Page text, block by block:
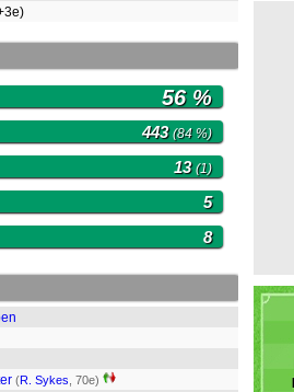
56 %
443(84 %)
13(1)
5
8
(R. Sykes , 70e)